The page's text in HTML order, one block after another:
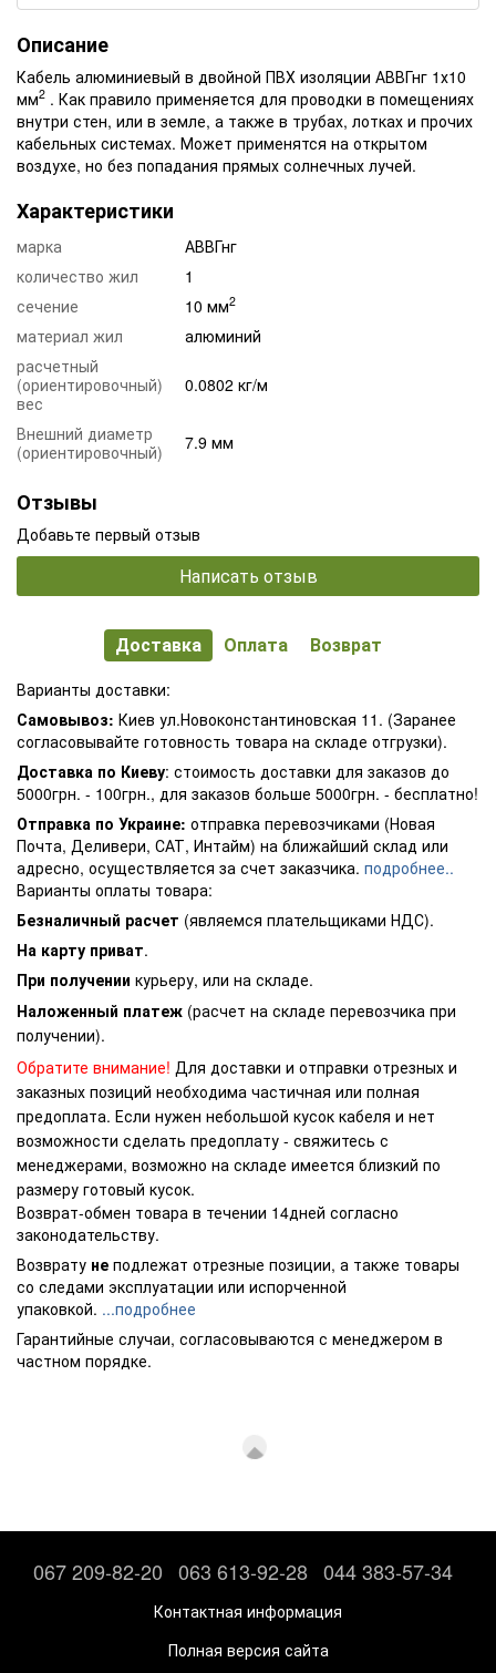
Описание
Кабель алюминиевый в двойной ПВХ изоляции АВВГнг 1х10
мм2 . Как правило применяется для проводки в помещениях
внутри стен, или в земле, а также в трубах, лотках и прочих
кабельных системах. Может применятся на открытом
воздухе, но без попадания прямых солнечных лучей.
Характеристики
марка
АВВГнг
количество жил
1
сечение
10 мм2
материал жил
алюминий
расчетный
(ориентировочный)
вес
0.0802 кг/м
Внешний диаметр
(ориентировочный)
7.9 мм
Отзывы
Добавьте первый отзыв
Написать отзыв
Доставка Оплата Возврат
Варианты доставки:
Самовывоз: Киев ул.Новоконстантиновская 11. (Заранее
согласовывайте готовность товара на складе отгрузки).
Доставка по Киеву: стоимость доставки для заказов до
5000грн. - 100грн., для заказов больше 5000грн. - бесплатно!
Отправка по Украине: отправка перевозчиками (Новая
Почта, Деливери, САТ, Интайм) на ближайший склад или
адресно, осуществляется за счет заказчика. подробнее..
Варианты оплаты товара:
Безналичный расчет (являемся плательщиками НДС).
На карту приват.
При получении курьеру, или на складе.
Наложенный платеж (расчет на складе перевозчика при
получении).
Обратите внимание! Для доставки и отправки отрезных и
заказных позиций необходима частичная или полная
предоплата. Если нужен небольшой кусок кабеля и нет
возможности сделать предоплату - свяжитесь с
менеджерами, возможно на складе имеется близкий по
размеру готовый кусок.
Возврат-обмен товара в течении 14дней согласно
законодательству.
Возврату не подлежат отрезные позиции, а также товары
со следами эксплуатации или испорченной
упаковкой. ...подробнее
Гарантийные случаи, согласовываются с менеджером в
частном порядке.
067 209-82-20 063 613-92-28 044 383-57-34
Контактная информация
Полная версия сайта